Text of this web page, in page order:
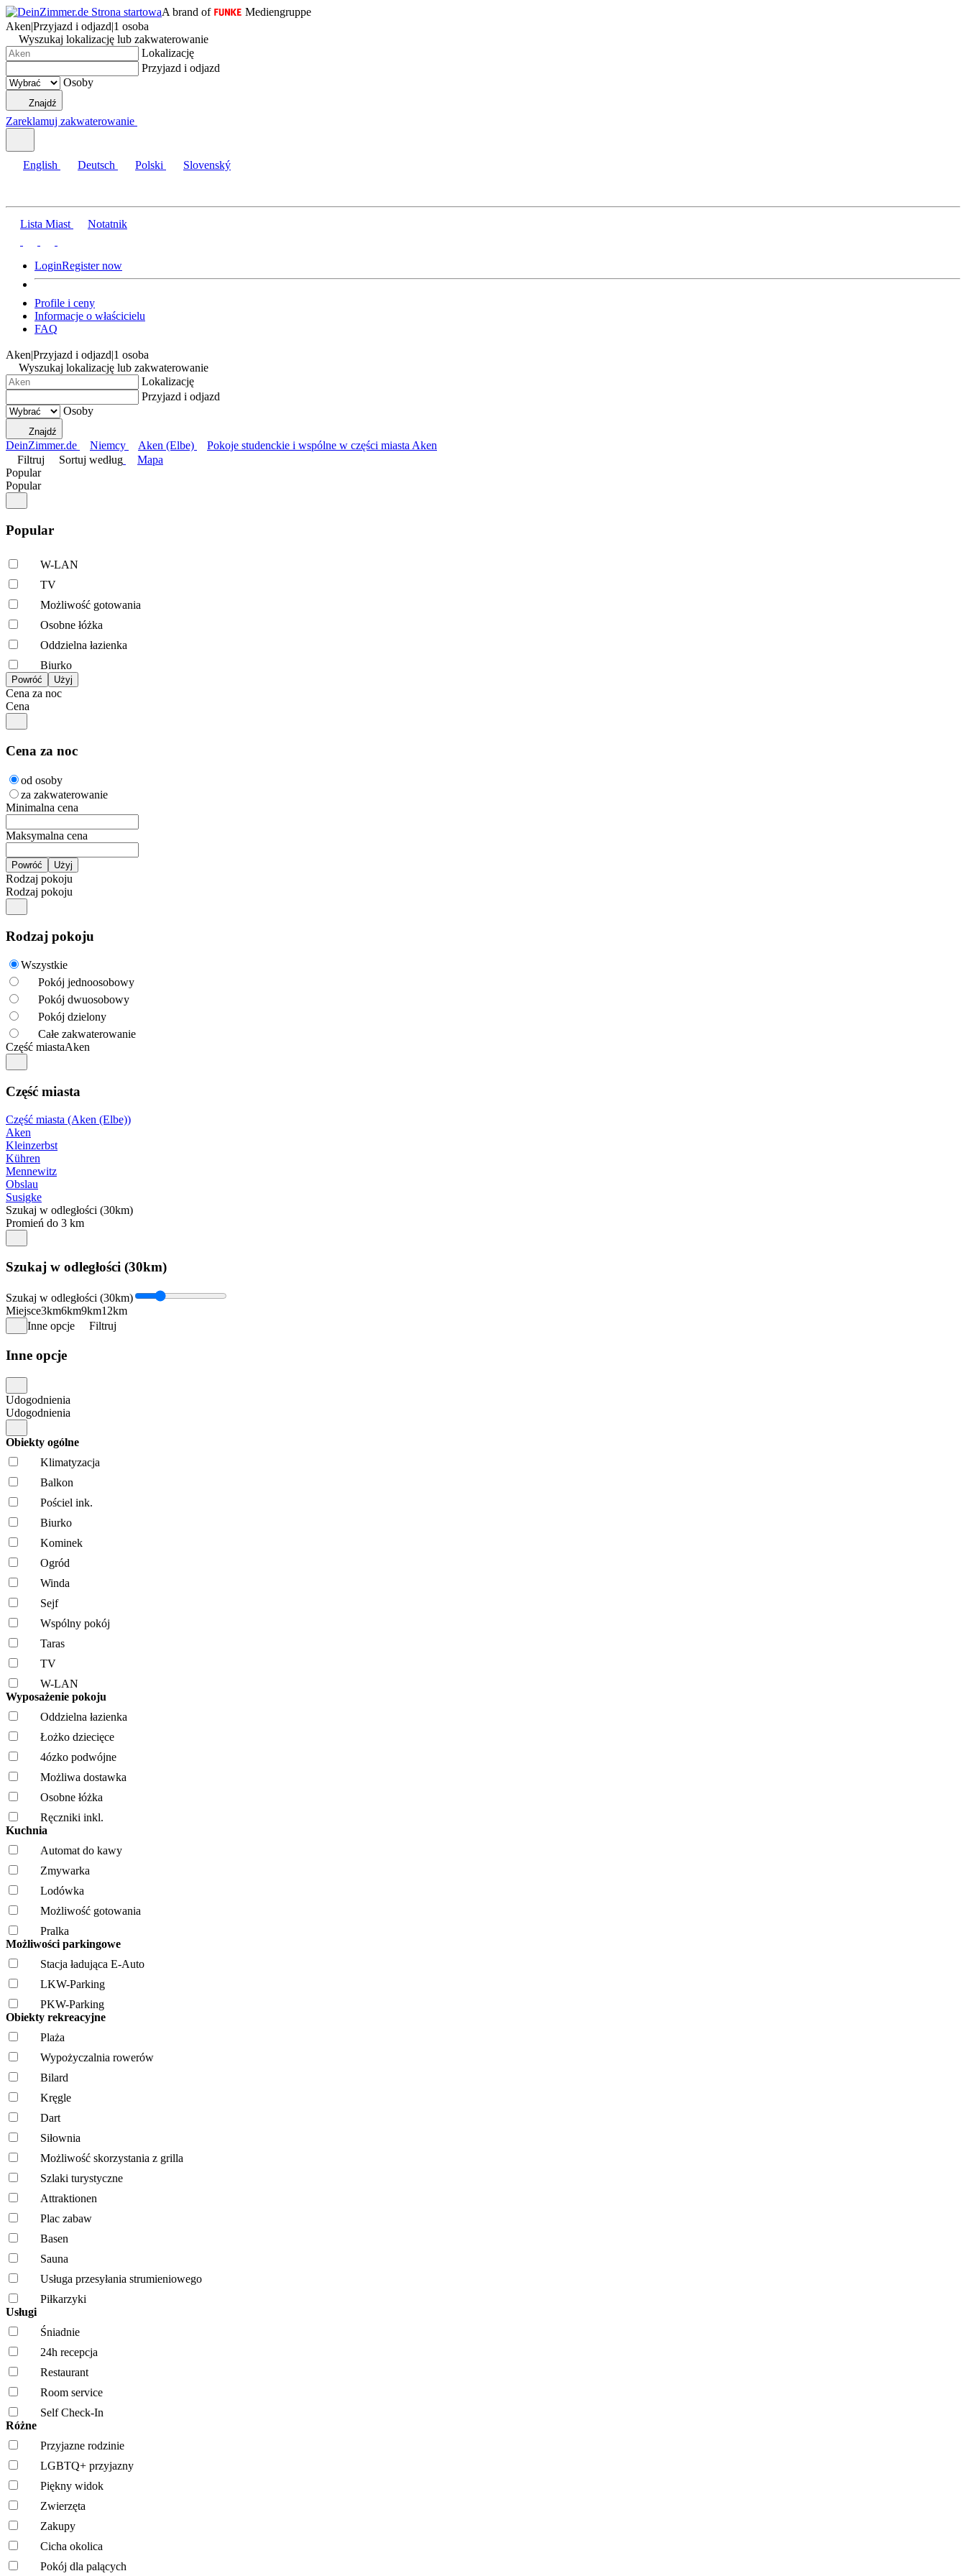
A brand of
Mediengruppe
Aken|Przyjazd i odjazd|1 osoba
Wyszukaj lokalizację lub zakwaterowanie
Lokalizację
Przyjazd i odjazd
Osoby
Znajdź
Zareklamuj zakwaterowanie
English Deutsch Polski Slovenský
Lista Miast Notatnik
LoginRegister now
Profile i ceny
Informacje o właścicielu
FAQ
Aken|Przyjazd i odjazd|1 osoba
Wyszukaj lokalizację lub zakwaterowanie
Lokalizację
Przyjazd i odjazd
Osoby
Znajdź
DeinZimmer.de Niemcy Aken (Elbe)
Pokoje studenckie i wspólne w części miasta Aken
Filtruj
Sortuj według
Mapa
Popular
Popular
Popular
W-LAN
TV
Możliwość gotowania
Osobne łóżka
Oddzielna łazienka
Biurko
Cena za noc
Cena
Cena za noc
od osoby
za zakwaterowanie
Minimalna cena
Maksymalna cena
Rodzaj pokoju
Rodzaj pokoju
Rodzaj pokoju
Wszystkie
Pokój jednoosobowy
Pokój dwuosobowy
Pokój dzielony
Całe zakwaterowanie
Część miastaAken
Część miasta
Część miasta (Aken (Elbe))
Aken
Kleinzerbst
Kühren
Mennewitz
Obslau
Susigke
Szukaj w odległości (30km)
Promień do 3 km
Szukaj w odległości (30km)
Szukaj w odległości (30km)
Miejsce3km6km9km12km
Inne opcje
Filtruj
Inne opcje
Udogodnienia
Udogodnienia
Obiekty ogólne
Klimatyzacja
Balkon
Pościel ink.
Biurko
Kominek
Ogród
Winda
Sejf
Wspólny pokój
Taras
TV
W-LAN
Wyposażenie pokoju
Oddzielna łazienka
Łożko dziecięce
4ózko podwójne
Możliwa dostawka
Osobne łóżka
Ręczniki inkl.
Kuchnia
Automat do kawy
Zmywarka
Lodówka
Możliwość gotowania
Pralka
Możliwości parkingowe
Stacja ładująca E-Auto
LKW-Parking
PKW-Parking
Obiekty rekreacyjne
Plaża
Wypożyczalnia rowerów
Bilard
Kręgle
Dart
Siłownia
Możliwość skorzystania z grilla
Szlaki turystyczne
Attraktionen
Plac zabaw
Basen
Sauna
Usługa przesyłania strumieniowego
Piłkarzyki
Usługi
Śniadnie
24h recepcja
Restaurant
Room service
Self Check-In
Różne
Przyjazne rodzinie
LGBTQ+ przyjazny
Piękny widok
Zwierzęta
Zakupy
Cicha okolica
Pokój dla palących